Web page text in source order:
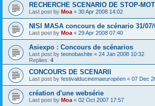
RECHERCHE SCENARIO DE STOP-
Last post by Moa « 30 Apr 2008 14:02
NISI MASA concours de scénario 31/07/
Last post by Moa « 29 Apr 2008 07:40
Asiexpo : Concours de scénarios
Last post by teonobashite « 24 Jan 2008 10:32
Replies: 4
CONCOURS DE SCENARII
Last post by festivalducinemaeuropéen « 07 Dec
création d'une websérie
Last post by Moa « 02 Oct 2007 17:57